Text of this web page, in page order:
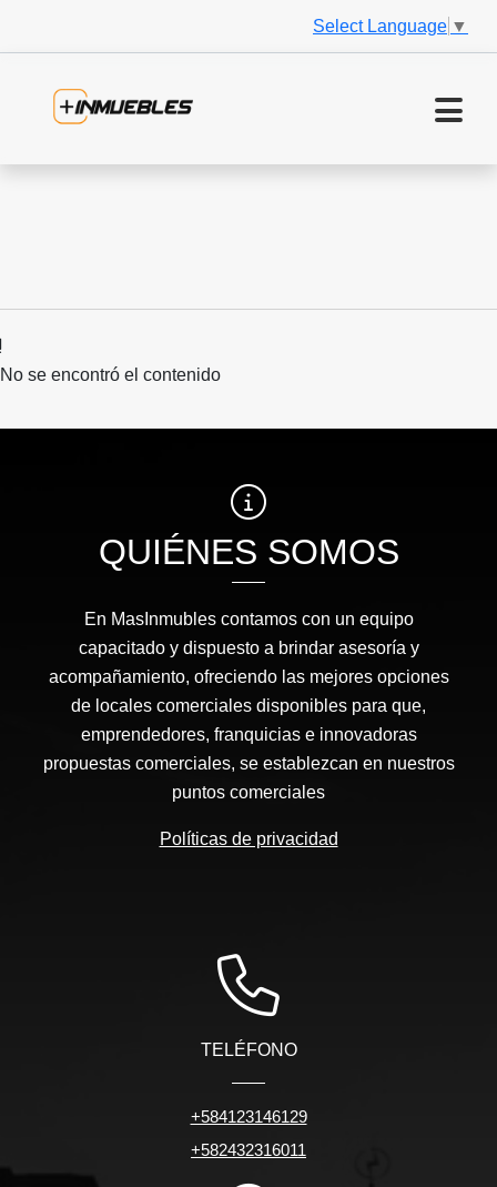
Select Language ▼
No se encontró el contenido
QUIÉNES SOMOS
En MasInmubles contamos con un equipo
capacitado y dispuesto a brindar asesoría y
acompañamiento, ofreciendo las mejores opciones
de locales comerciales disponibles para que,
emprendedores, franquicias e innovadoras
propuestas comerciales, se establezcan en nuestros
puntos comerciales
Políticas de privacidad
TELÉFONO
+584123146129
+582432316011